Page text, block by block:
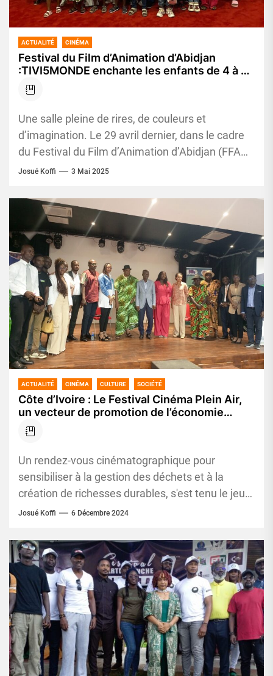
ACTUALITÉ CINÉMA
Festival du Film d’Animation d’Abidjan
:TIVI5MONDE enchante les enfants de 4 à 14
ans
Une salle pleine de rires, de couleurs et
d’imagination. Le 29 avril dernier, dans le cadre
du Festival du Film d’Animation d’Abidjan (FFAA),
la chaîne...
Josué Koffi 3 Mai 2025
ACTUALITÉ CINÉMA CULTURE SOCIÉTÉ
Côte d’Ivoire : Le Festival Cinéma Plein Air,
un vecteur de promotion de l’économie
circulaire
Un rendez-vous cinématographique pour
sensibiliser à la gestion des déchets et à la
création de richesses durables, s'est tenu le jeudi
5 décembre 2024, au...
Josué Koffi 6 Décembre 2024